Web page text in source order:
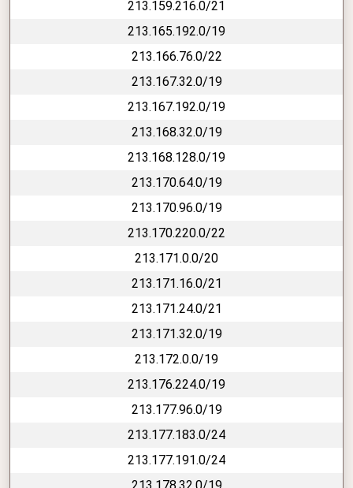
213.159.216.0/21
213.165.192.0/19
213.166.76.0/22
213.167.32.0/19
213.167.192.0/19
213.168.32.0/19
213.168.128.0/19
213.170.64.0/19
213.170.96.0/19
213.170.220.0/22
213.171.0.0/20
213.171.16.0/21
213.171.24.0/21
213.171.32.0/19
213.172.0.0/19
213.176.224.0/19
213.177.96.0/19
213.177.183.0/24
213.177.191.0/24